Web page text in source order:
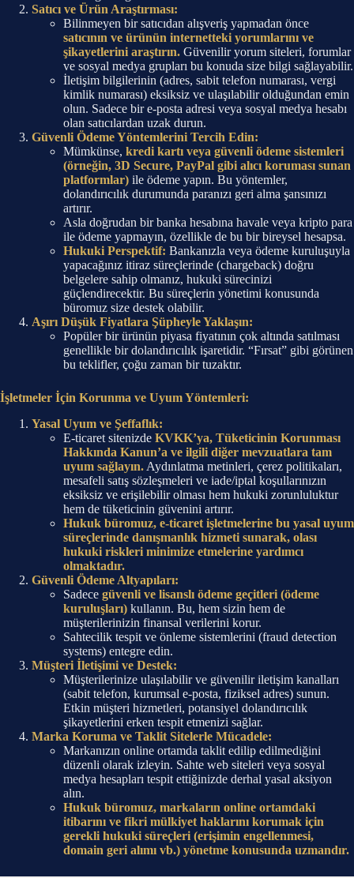
Satıcı ve Ürün Araştırması:
Bilinmeyen bir satıcıdan alışveriş yapmadan önce
satıcının ve ürünün internetteki yorumlarını ve
şikayetlerini araştırın. Güvenilir yorum siteleri, forumlar
ve sosyal medya grupları bu konuda size bilgi sağlayabilir.
İletişim bilgilerinin (adres, sabit telefon numarası, vergi
kimlik numarası) eksiksiz ve ulaşılabilir olduğundan emin
olun. Sadece bir e-posta adresi veya sosyal medya hesabı
olan satıcılardan uzak durun.
Güvenli Ödeme Yöntemlerini Tercih Edin:
Mümkünse, kredi kartı veya güvenli ödeme sistemleri
(örneğin, 3D Secure, PayPal gibi alıcı koruması sunan
platformlar) ile ödeme yapın. Bu yöntemler,
dolandırıcılık durumunda paranızı geri alma şansınızı
artırır.
Asla doğrudan bir banka hesabına havale veya kripto para
ile ödeme yapmayın, özellikle de bu bir bireysel hesapsa.
Hukuki Perspektif: Bankanızla veya ödeme kuruluşuyla
yapacağınız itiraz süreçlerinde (chargeback) doğru
belgelere sahip olmanız, hukuki sürecinizi
güçlendirecektir. Bu süreçlerin yönetimi konusunda
büromuz size destek olabilir.
Aşırı Düşük Fiyatlara Şüpheyle Yaklaşın:
Popüler bir ürünün piyasa fiyatının çok altında satılması
genellikle bir dolandırıcılık işaretidir. “Fırsat” gibi görünen
bu teklifler, çoğu zaman bir tuzaktır.
İşletmeler İçin Korunma ve Uyum Yöntemleri:
Yasal Uyum ve Şeffaflık:
E-ticaret sitenizde KVKK’ya, Tüketicinin Korunması
Hakkında Kanun’a ve ilgili diğer mevzuatlara tam
uyum sağlayın. Aydınlatma metinleri, çerez politikaları,
mesafeli satış sözleşmeleri ve iade/iptal koşullarınızın
eksiksiz ve erişilebilir olması hem hukuki zorunluluktur
hem de tüketicinin güvenini artırır.
Hukuk büromuz, e-ticaret işletmelerine bu yasal uyum
süreçlerinde danışmanlık hizmeti sunarak, olası
hukuki riskleri minimize etmelerine yardımcı
olmaktadır.
Güvenli Ödeme Altyapıları:
Sadece güvenli ve lisanslı ödeme geçitleri (ödeme
kuruluşları) kullanın. Bu, hem sizin hem de
müşterilerinizin finansal verilerini korur.
Sahtecilik tespit ve önleme sistemlerini (fraud detection
systems) entegre edin.
Müşteri İletişimi ve Destek:
Müşterilerinize ulaşılabilir ve güvenilir iletişim kanalları
(sabit telefon, kurumsal e-posta, fiziksel adres) sunun.
Etkin müşteri hizmetleri, potansiyel dolandırıcılık
şikayetlerini erken tespit etmenizi sağlar.
Marka Koruma ve Taklit Sitelerle Mücadele:
Markanızın online ortamda taklit edilip edilmediğini
düzenli olarak izleyin. Sahte web siteleri veya sosyal
medya hesapları tespit ettiğinizde derhal yasal aksiyon
alın.
Hukuk büromuz, markaların online ortamdaki
itibarını ve fikri mülkiyet haklarını korumak için
gerekli hukuki süreçleri (erişimin engellenmesi,
domain geri alımı vb.) yönetme konusunda uzmandır.